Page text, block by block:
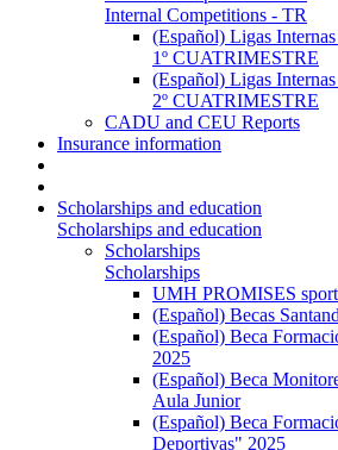
Internal Competitions - TR
(Español) Ligas
1º CUATRIMESTRE
(Español) Ligas
2º CUATRIMESTRE
CADU and CEU Reports
Insurance information
Scholarships and education
Scholarships and education
Scholarships
Scholarships
UMH PROMISES
(Español) Becas
(Español) Beca
2025
(Español) Beca
Aula Junior
(Español) Beca
Deportivas" 2025